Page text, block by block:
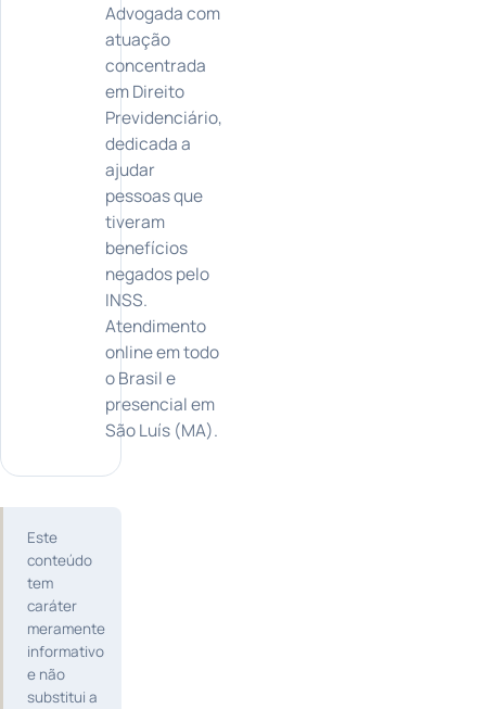
Advogada com
atuação
concentrada
em Direito
Previdenciário,
dedicada a
ajudar
pessoas que
tiveram
benefícios
negados pelo
INSS.
Atendimento
online em todo
o Brasil e
presencial em
São Luís (MA).
Este
conteúdo
tem
caráter
meramente
informativo
e não
substitui a